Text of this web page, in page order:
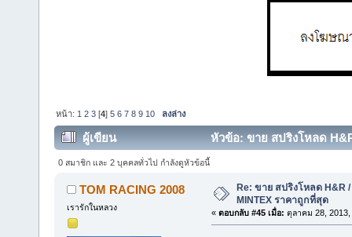
หน้า: 1 2 3 [4]5 6 7 8 9 10 ลงล่าง
ผู้เขียน
หัวข้อ: ขาย สปริงโหลด
(อ่าน 99293 ครั้ง)
0 สมาชิก และ 2 บุคคลทั่วไป กำลังดูหัวข้อนี้
TOM RACING 2008
เรารักในหลวง
Re: ขาย สปริงโหลด H&R /
MINTEX ราคาถูกที่สุด
« ตอบกลับ #45 เมื่อ: ตุลาคม 28, 2013,